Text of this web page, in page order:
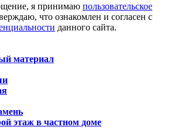
я принимаю пользовательское
что ознакомлен и согласен с
данного сайта.
материал
этаж в частном доме